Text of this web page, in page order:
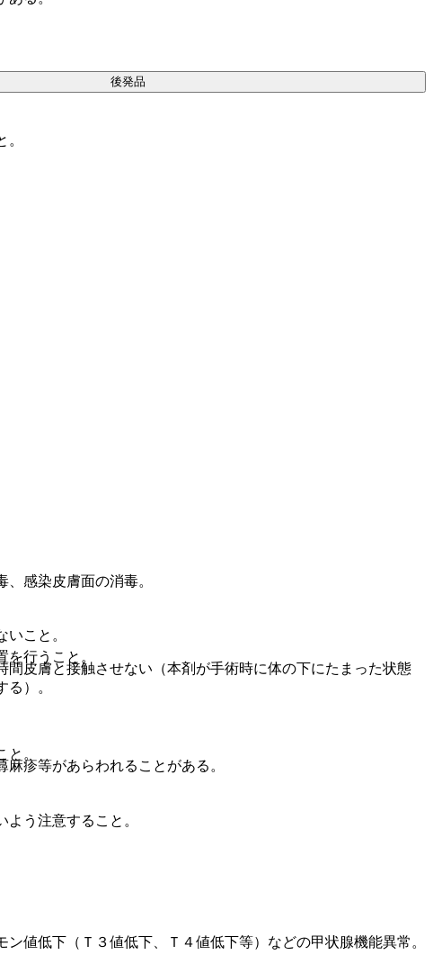
こと。
皮膚と接触させない（本剤が手術時に体の下にたまった状態
）。
。
う注意すること。
後発品
感染皮膚面の消毒。
行うこと。
疹等があらわれることがある。
値低下（Ｔ３値低下、Ｔ４値低下等）などの甲状腺機能異常。